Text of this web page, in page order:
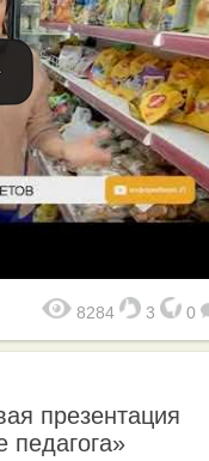
8284 3 0
презентация
педагога»